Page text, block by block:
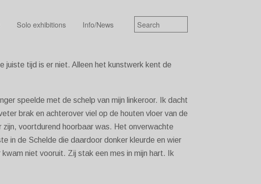
Solo exhibitions Info/News
tijd is er niet. Alleen het kunstwerk kent de
speelde met de schelp van mijn linkeroor. Ik dacht
brak en achterover viel op de houten vloer van de
voortdurend hoorbaar was. Het onverwachte
in de Schelde die daardoor donker kleurde en wier
niet vooruit. Zij stak een mes in mijn hart. Ik